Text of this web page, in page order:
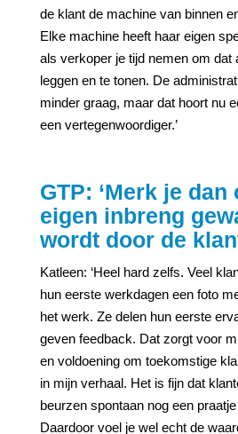
de klant de machine van binnen
Elke machine heeft haar eigen
als verkoper je tijd nemen om dat
leggen en te tonen. De
minder graag, maar dat hoort nu
een vertegenwoordiger.’
GTP: ‘Merk je dan
eigen inbreng
wordt door de
Katleen: ‘Heel hard zelfs. Veel
hun eerste werkdagen een foto
het werk. Ze delen hun eerste
geven feedback. Dat zorgt voor
en voldoening om toekomstige
in mijn verhaal. Het is fijn dat
beurzen spontaan nog een
Daardoor voel je wel echt de